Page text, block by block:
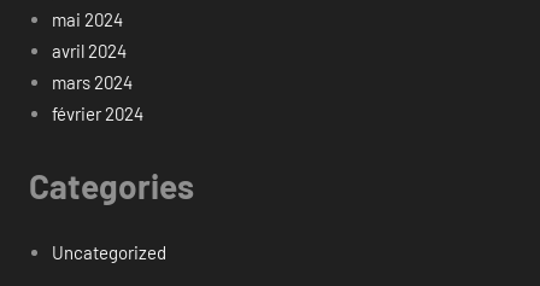
mai 2024
avril 2024
mars 2024
février 2024
Categories
Uncategorized